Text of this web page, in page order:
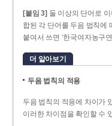
[붙임 3] 둘 이상의 단어로
합된 각 단어를 두음 법칙에
붙여서 쓰면 ‘한국여자농구
더 알아보기
두음 법칙의 적용
두음 법칙의 적용에 차이가
이러한 차이점을 확인할 수